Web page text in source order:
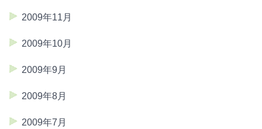
2009年11月
2009年10月
2009年9月
2009年8月
2009年7月